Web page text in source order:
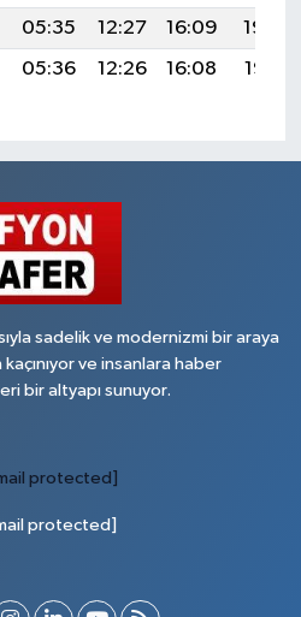
05:35 12:27 16:09
19:08
05:36 12:26 16:08 19:07
sadelik ve modernizmi bir araya
ve insanlara haber
bir altyapı sunuyor.
protected]
protected]